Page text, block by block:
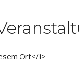
Ort</li>